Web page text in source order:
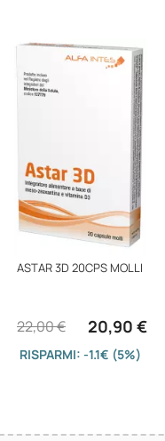
ASTAR 3D 20CPS MOLLI
20,90 €
22,00 €
RISPARMI: -1.1€ (5%)